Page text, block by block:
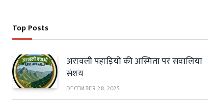
Top Posts
अरावली पहाड़ियों की अस्मिता पर सवालिया
संशय
DECEMBER 28, 2025